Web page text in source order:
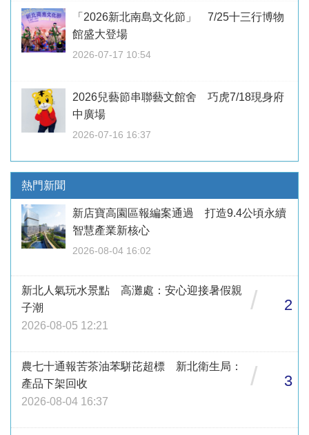
「2026新北南島文化節」 7/25十三行博物
館盛大登場
2026-07-17 10:54
2026兒藝節串聯藝文館舍 巧虎7/18現身府
中廣場
2026-07-16 16:37
熱門新聞
新店寶高園區報編案通過 打造9.4公頃永續
智慧產業新核心
2026-08-04 16:02
新北人氣玩水景點 高灘處：安心迎接暑假親
子潮
2026-08-05 12:21
/ 2
農七十通報苦茶油苯駢芘超標 新北衛生局：
產品下架回收
2026-08-04 16:37
/ 3